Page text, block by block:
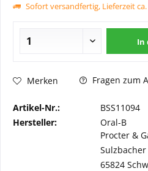
Sofort versandfertig, Lieferzeit
In
Merken Fragen zum
Artikel-Nr.:
BSS11094
Hersteller:
Oral-B
Procter &
65824